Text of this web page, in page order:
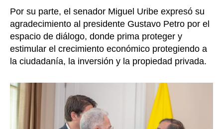
Por su parte, el senador Miguel Uribe expresó su
agradecimiento al presidente Gustavo Petro por el
espacio de diálogo, donde prima proteger y
estimular el crecimiento económico protegiendo a
la ciudadanía, la inversión y la propiedad privada.